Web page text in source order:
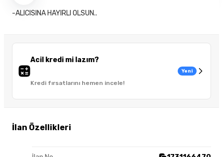
Acil kredi mi lazım?
Kredi fırsatlarını hemen incele!
Yeni
İlan Özellikleri
-ALICISINA HAYIRLI OLSUN..